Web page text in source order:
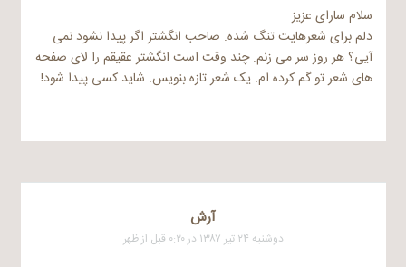
سلام سارای عزیز
دلم برای شعرهایت تنگ شده. صاحب انگشتر اگر پیدا نشود نمی
آیی؟ هر روز سر می زنم. چند وقت است انگشتر عقیقم را لای صفحه
های شعر تو گم کرده ام. یک شعر تازه بنویس. شاید کسی پیدا شود!
آرش
دوشنبه ۲۴ تیر ۱۳۸۷ در ۰:۲۰ قبل از ظهر